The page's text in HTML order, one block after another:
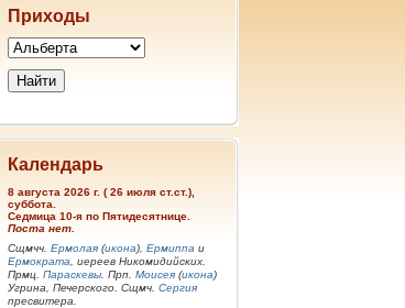
Приходы
Календарь
8 августа 2026 г. ( 26 июля ст.ст.),
суббота.
Седмица 10-я по Пятидесятнице.
Поста нет.
Сщмчч. Ермолая (икона), Ермиппа и
Ермократа , иереев Никомидийских.
Прмц. Параскевы . Прп. Моисея (икона)
Угрина, Печерского. Сщмч. Сергия
пресвитера.